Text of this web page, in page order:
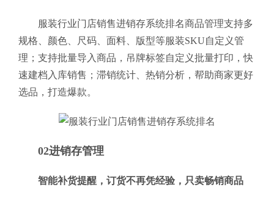
服装行业门店销售进销存系统排名商品管理支持多
规格、颜色、尺码、面料、版型等服装SKU自定义管
理；支持批量导入商品，吊牌标签自定义批量打印，快
速建档入库销售；滞销统计、热销分析，帮助商家更好
选品，打造爆款。
02进销存管理
智能补货提醒，订货不再凭经验，只卖畅销商品